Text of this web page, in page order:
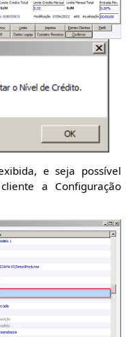
e seja possível
a Configuração